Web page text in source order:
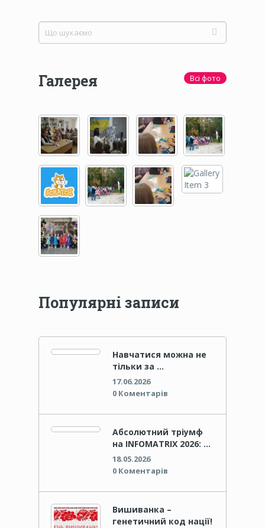
Галерея Всі фото
Популярні записи
Навчатися можна не
тільки за …
17.06.2026
0 Коментарів
Абсолютний тріумф
на INFOMATRIX 2026: …
18.05.2026
0 Коментарів
Вишиванка –
генетичний код нації!